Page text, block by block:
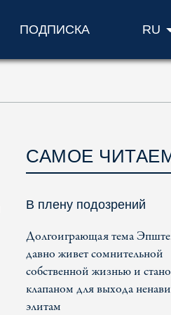
ПОДПИСКА RU
САМОЕ
В плену подозрений
Долгоиграющая тема
давно живет сомнительной
собственной жизнью и
клапаном для выхода
элитам